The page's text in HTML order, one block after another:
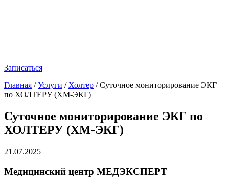
Записаться
Главная /Услуги / Холтер /Суточное мониторирование ЭКГ
по ХОЛТЕРУ (ХМ-ЭКГ)
Суточное мониторирование ЭКГ по
ХОЛТЕРУ (ХМ-ЭКГ)
21.07.2025
Медицинский центр МЕДЭКСПЕРТ